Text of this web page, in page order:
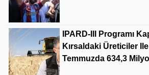
IPARD-III Programı
Kırsaldaki Üreticiler Ile
Temmuzda 634,3